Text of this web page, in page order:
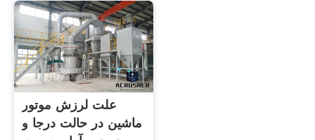
علت لرزش موتور
ماشین در حالت درجا و